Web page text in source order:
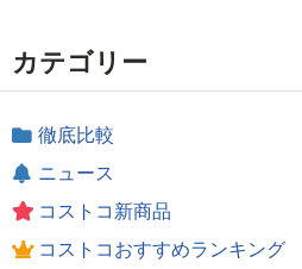
カテゴリー
徹底比較
ニュース
コストコ新商品
コストコおすすめランキング